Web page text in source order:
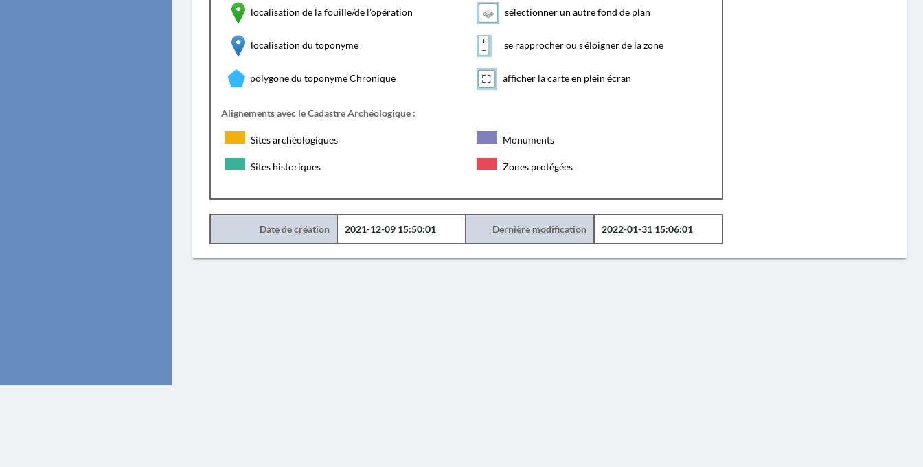
localisation de la fouille/de l'opération
localisation du toponyme
polygone du toponyme Chronique
sélectionner un autre fond de plan
se rapprocher ou s'éloigner de la zone
afficher la carte en plein écran
Alignements avec le Cadastre Archéologique :
Sites archéologiques Monuments
Sites historiques Zones protégées
Date de création 2021-12-09 15:50:01 Dernière modification 2022-01-31 15:06:01